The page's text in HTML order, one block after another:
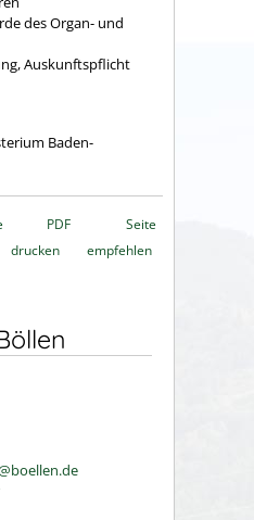
des Organ- und
Auskunftspflicht
Baden-
PDF
drucken
Seite
empfehlen